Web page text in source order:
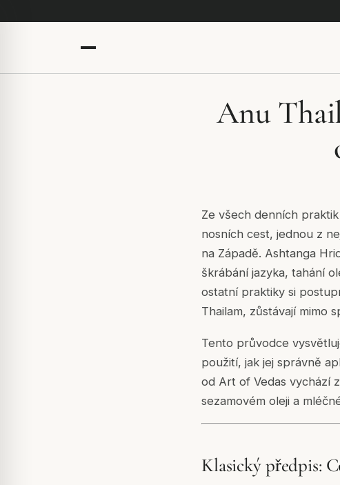
Anu
Ze všech denních
nosních cest, jednou z
na Západě. Ashtanga
škrábání jazyka, tahání
ostatní praktiky si
Thailam, zůstávají mimo
Tento průvodce
použití, jak jej správně
od Art of Vedas vychází
sezamovém oleji a
Klasický předpis: